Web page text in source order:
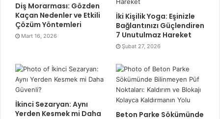
Diş Morarması: Gözden
Kaçan Nedenler ve Etkili
Çözüm Yöntemleri
Mart 16, 2026
İki Kişilik Yoga: Eşinizle
Bağlantınızı Güçlendiren
7 Unutulmaz Hareket
Şubat 27, 2026
İkinci Sezaryan: Aynı
Yerden Kesmek mi Daha
Beton Parke Sökümünde